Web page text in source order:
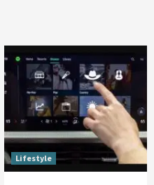
Lifestyle